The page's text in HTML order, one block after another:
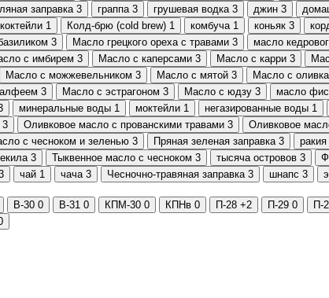
заправка 3 граппа 3 грушевая водка 3 джин 3
коктейли 1 Колд-брю (cold brew) 1 комбуча 1 коньяк 3
3 Масло грецкого ореха с травами 3 масло
с имбирем 3 Масло с каперсами 3 Масло с карри 3
Масло с можжевельником 3 Масло с мятой 3 Масло с
3 Масло с эстрагоном 3 Масло с юдзу 3 масло
минеральные воды 1 моктейли 1 негазированные воды 1
3 Оливковое масло с прованскими травами 3 Оливковое
с чесноком и зеленью 3 Пряная зеленая заправка 3 ракия
3 Тыквенное масло с чесноком 3 тысяча островов 3
чай 1 чача 3 Чесночно-травяная заправка 3 шнапс 3
В-30 0 В-31 0 КПМ-30 0 КПНв 0 П-28 +2 П-29 0 П-